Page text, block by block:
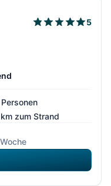
5
zum Strand